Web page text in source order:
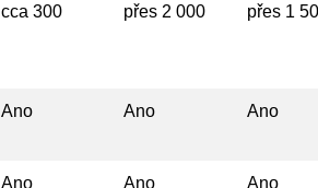
cca 300 přes 2 000 přes 1
Ano Ano Ano
Ano Ano Ano